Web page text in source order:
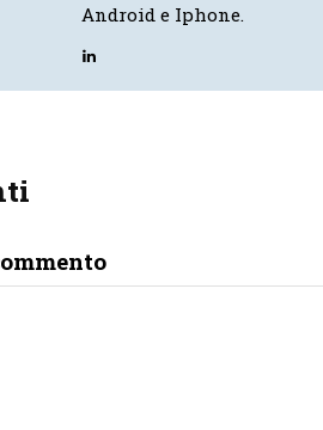
Android e Iphone.